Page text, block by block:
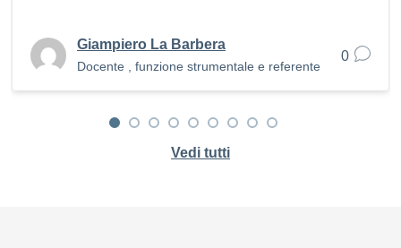
Giampiero La Barbera
Docente , funzione strumentale e referente
0
Vedi tutti